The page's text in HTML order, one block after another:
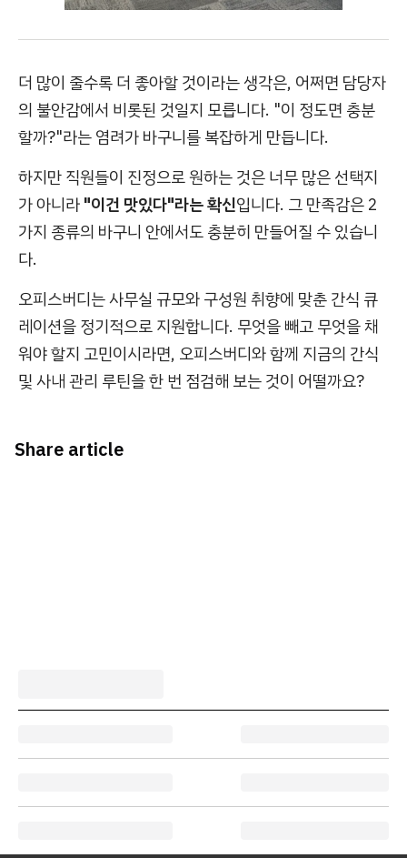
더 많이 줄수록 더 좋아할 것이라는 생각은, 어쩌면 담당자
의 불안감에서 비롯된 것일지 모릅니다. "이 정도면 충분
할까?"라는 염려가 바구니를 복잡하게 만듭니다.
하지만 직원들이 진정으로 원하는 것은 너무 많은 선택지
가 아니라"이건 맛있다"라는 확신입니다. 그 만족감은 2
가지 종류의 바구니 안에서도 충분히 만들어질 수 있습니
다.
오피스버디는 사무실 규모와 구성원 취향에 맞춘 간식 큐
레이션을 정기적으로 지원합니다. 무엇을 빼고 무엇을 채
워야 할지 고민이시라면, 오피스버디와 함께 지금의 간식
및 사내 관리 루틴을 한 번 점검해 보는 것이 어떨까요?
Share article